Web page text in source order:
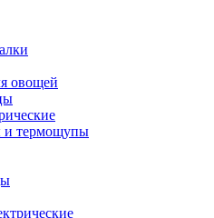
овощей
и термощупы